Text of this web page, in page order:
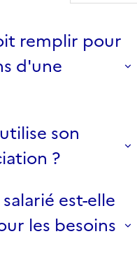
remplir pour
d'une
son
?
est-elle
les besoins